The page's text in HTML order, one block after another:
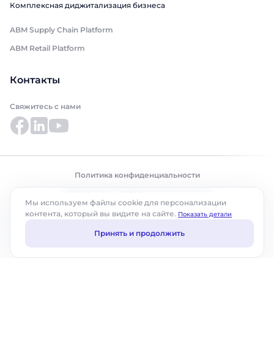
Комплексная диджитализация бизнеса
ABM Supply Chain Platform
ABM Retail Platform
Контакты
Свяжитесь с нами
Политика конфиденциальности
Мы используем файлы cookie для персонализации
контента, который вы видите на сайте. Показать детали
Принять и продолжить